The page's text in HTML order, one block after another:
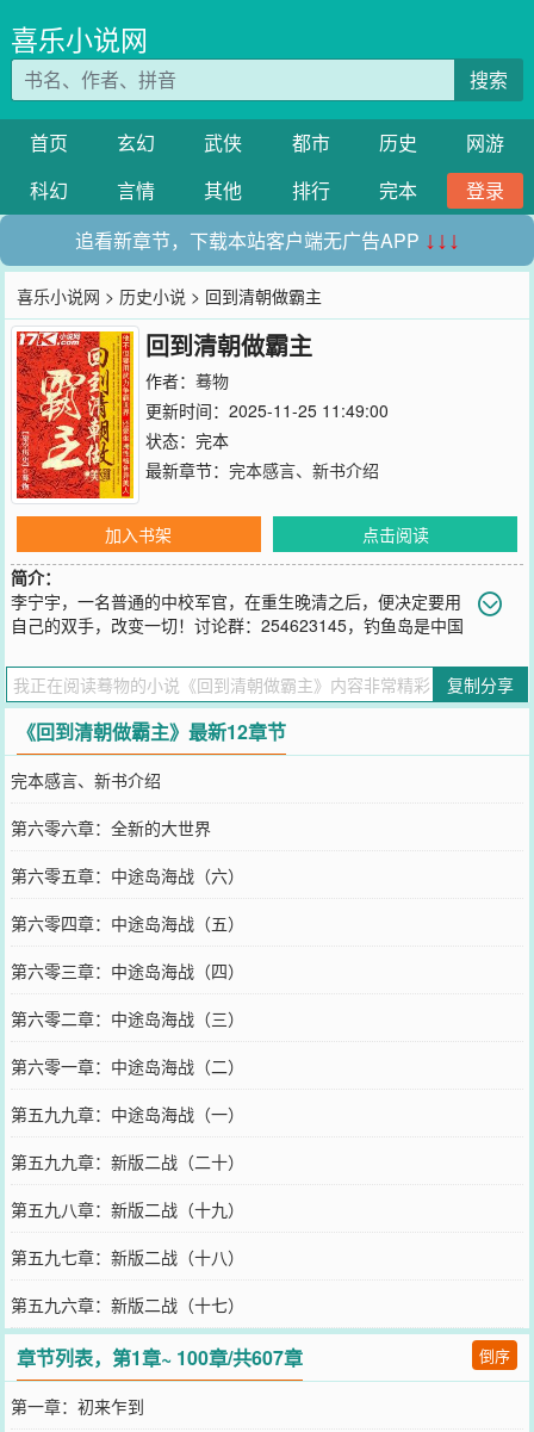
喜乐小说网
搜索
首页 玄幻 武侠 都市 历史
网游
科幻
言情 其他 排行 完本
登录
追看新章节，下载本站客户端无广告APP ↓↓↓
喜乐小说网 > 历史小说 > 回到清朝做霸主
回到清朝做霸主
作者： 蓦物
更新时间：2025-11-25 11:49:00
状态：完本
最新章节： 完本感言、新书介绍
加入书架
点击阅读
简介：
李宁宇，一名普通的中校军官，在重生晚清之后，便决定要用
自己的双手，改变一切！讨论群：254623145，钓鱼岛是中国
经济掌控未来！一艘艘，铁甲战舰，在世界的各海洋上驰骋，让他国
军舰望风而逃。一辆辆，洪流战甲，奔跑在各大洲的陆地上，因为它
们将要征服世界。一架架，战机翅膀，在蔚蓝的天空只有我独自翱
翔！人生是一片偌大的森林，猎取才是生
您要是觉得《 回到清朝做霸主
博微信里的朋友推荐哦！
复制分享
《回到清朝做霸主》最新12章节
完本感言、新书介绍
第六零六章：全新的大世界
第六零五章：中途岛海战（六）
第六零四章：中途岛海战（五）
第六零三章：中途岛海战（四）
第六零二章：中途岛海战（三）
第六零一章：中途岛海战（二）
第五九九章：中途岛海战（一）
第五九九章：新版二战（二十）
第五九八章：新版二战（十九）
第五九七章：新版二战（十八）
第五九六章：新版二战（十七）
章节列表，第1章~ 100章/共607章 倒序
第一章：初来乍到